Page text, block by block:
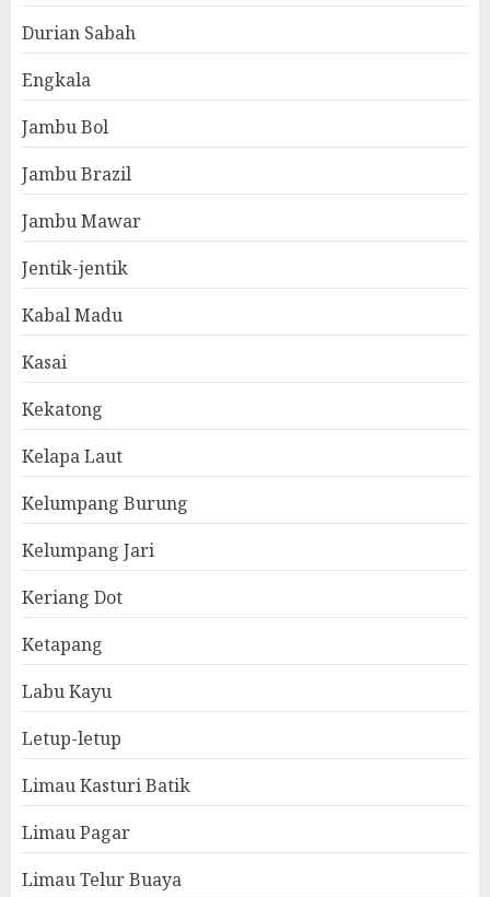
Durian Sabah
Engkala
Jambu Bol
Jambu Brazil
Jambu Mawar
Jentik-jentik
Kabal Madu
Kasai
Kekatong
Kelapa Laut
Kelumpang Burung
Kelumpang Jari
Keriang Dot
Ketapang
Labu Kayu
Letup-letup
Limau Kasturi Batik
Limau Pagar
Limau Telur Buaya